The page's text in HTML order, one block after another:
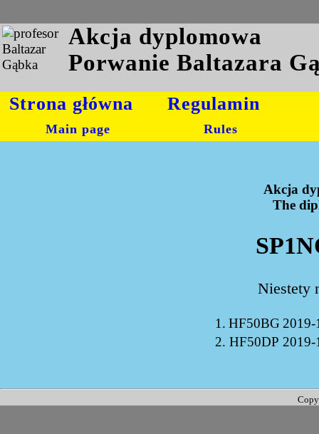
Akcja dyplomowa
Porwanie Baltazara
Strona główna
Main page
Regulamin
Rules
Akcja
The
Niestety
1. HF50BG 2019-
2. HF50DP 2019-